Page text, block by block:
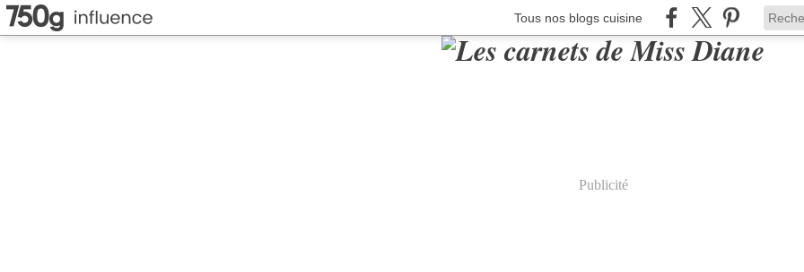
Tous nos blogs cuisine
Publicité